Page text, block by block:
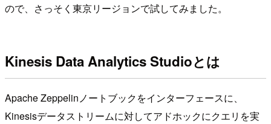
ので、さっそく東京リージョンで試してみました。
Kinesis Data Analytics Studioとは
Apache Zeppelinノートブックをインターフェースに、
Kinesisデータストリームに対してアドホックにクエリを実